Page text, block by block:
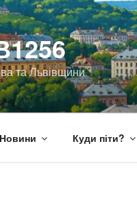
та Львівщини
Новини Куди піти?